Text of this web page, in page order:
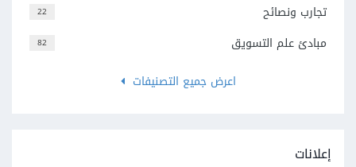
22 تجارب ونصائح
82
مبادئ علم التسويق
اعرض جميع التصنيفات
إعلانات